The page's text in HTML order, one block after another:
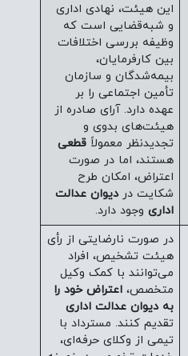
این هیئت، نهادی اداری
و شبه‌قضایی است که
وظیفه بررسی اختلافات
بین کارفرمایان،
بیمه‌شدگان و سازمان
تأمین اجتماعی را بر
عهده دارد. آرای صادره از
هیئت‌های بدوی و
تجدیدنظر معمولاًقطعی
هستند، اما در صورت
اعتراض، امکان طرح
شکایت دردیوان عدالت
اداری وجود دارد.
در صورت نارضایتی از رأی
هیئت تشخیص، افراد
می‌توانند با کمک وکیل
متخصص،اعتراض خود را
به دیوان عدالت اداری
تقدیم کنند. مسترداد با
تیمی از وکلای حرفه‌ای،